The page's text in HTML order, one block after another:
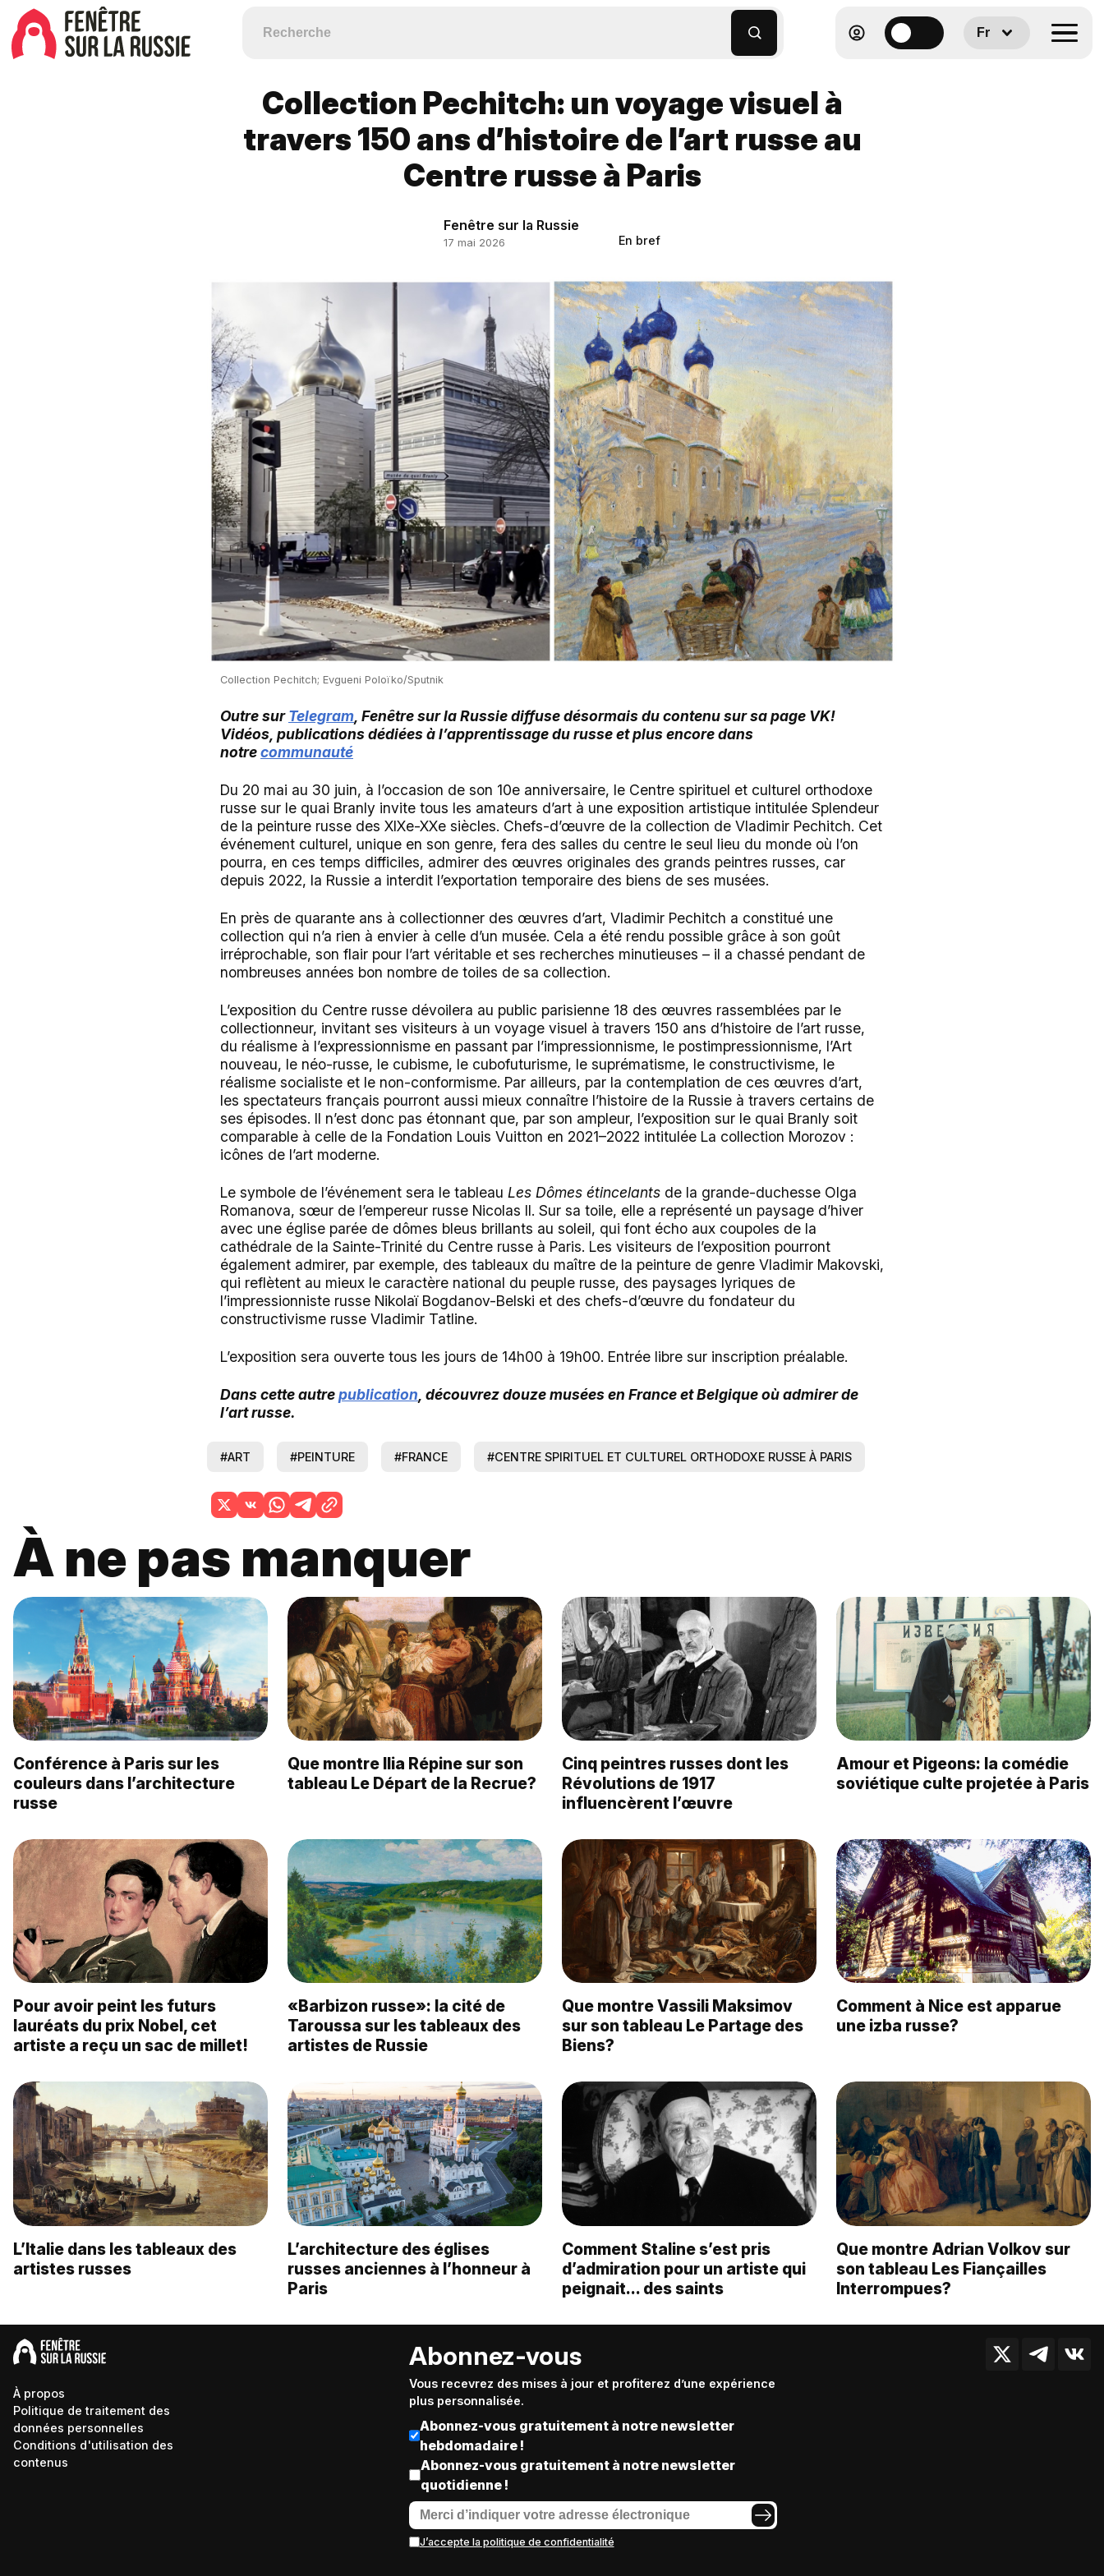
Fr
Сollection Pechitch: un voyage visuel à
travers 150 ans d’histoire de l’art russe au
Centre russe à Paris
Fenêtre sur la Russie
17 mai 2026 En bref
Сollection Pechitch; Evgueni Poloïko/Sputnik
Outre surTelegram , Fenêtre sur la Russie diffuse désormais du contenu sur sa page VK!
Vidéos, publications dédiées à l’apprentissage du russe et plus encore dans
notrecommunauté
Du 20 mai au 30 juin, à l’occasion de son 10e anniversaire, le Centre spirituel et culturel orthodoxe
russe sur le quai Branly invite tous les amateurs d’art à une exposition artistique intitulée Splendeur
de la peinture russe des XIXe-XXe siècles. Chefs-d’œuvre de la collection de Vladimir Pechitch. Cet
événement culturel, unique en son genre, fera des salles du centre le seul lieu du monde où l’on
pourra, en ces temps difficiles, admirer des œuvres originales des grands peintres russes, car
depuis 2022, la Russie a interdit l’exportation temporaire des biens de ses musées.
En près de quarante ans à collectionner des œuvres d’art, Vladimir Pechitch a constitué une
collection qui n’a rien à envier à celle d’un musée. Cela a été rendu possible grâce à son goût
irréprochable, son flair pour l’art véritable et ses recherches minutieuses – il a chassé pendant de
nombreuses années bon nombre de toiles de sa collection.
L’exposition du Centre russe dévoilera au public parisienne 18 des œuvres rassemblées par le
collectionneur, invitant ses visiteurs à un voyage visuel à travers 150 ans d’histoire de l’art russe,
du réalisme à l’expressionnisme en passant par l’impressionnisme, le postimpressionnisme, l’Art
nouveau, le néo-russe, le cubisme, le cubofuturisme, le suprématisme, le constructivisme, le
réalisme socialiste et le non-conformisme. Par ailleurs, par la contemplation de ces œuvres d’art,
les spectateurs français pourront aussi mieux connaître l’histoire de la Russie à travers certains de
ses épisodes. Il n’est donc pas étonnant que, par son ampleur, l’exposition sur le quai Branly soit
comparable à celle de la Fondation Louis Vuitton en 2021–2022 intitulée La collection Morozov :
icônes de l’art moderne.
Le symbole de l’événement sera le tableau Les Dômes étincelants de la grande-duchesse Olga
Romanova, sœur de l’empereur russe Nicolas II. Sur sa toile, elle a représenté un paysage d’hiver
avec une église parée de dômes bleus brillants au soleil, qui font écho aux coupoles de la
cathédrale de la Sainte-Trinité du Centre russe à Paris. Les visiteurs de l’exposition pourront
également admirer, par exemple, des tableaux du maître de la peinture de genre Vladimir Makovski,
qui reflètent au mieux le caractère national du peuple russe, des paysages lyriques de
l’impressionniste russe Nikolaï Bogdanov-Belski et des chefs-d’œuvre du fondateur du
constructivisme russe Vladimir Tatline.
L’exposition sera ouverte tous les jours de 14h00 à 19h00. Entrée libre sur inscription préalable.
Dans cette autrepublication , découvrez douze musées en France et Belgique où admirer de
l’art russe.
#ART #PEINTURE #FRANCE #CENTRE SPIRITUEL ET CULTUREL ORTHODOXE RUSSE À PARIS
À ne pas manquer
Conférence à Paris sur les
couleurs dans l’architecture
russe
Que montre Ilia Répine sur son
tableau Le Départ de la Recrue?
Cinq peintres russes dont les
Révolutions de 1917
influencèrent l’œuvre
Amour et Pigeons: la comédie
soviétique culte projetée à Paris
Pour avoir peint les futurs
lauréats du prix Nobel, cet
artiste a reçu un sac de millet!
«Barbizon russe»: la cité de
Taroussa sur les tableaux des
artistes de Russie
Que montre Vassili Maksimov
sur son tableau Le Partage des
Biens?
Comment à Nice est apparue
une izba russe?
L’Italie dans les tableaux des
artistes russes
L’architecture des églises
russes anciennes à l’honneur à
Paris
Comment Staline s’est pris
d’admiration pour un artiste qui
peignait… des saints
Que montre Adrian Volkov sur
son tableau Les Fiançailles
Interrompues?
À propos
Politique de traitement des
données personnelles
Conditions d'utilisation des
contenus
Abonnez-vous
Vous recevrez des mises à jour et profiterez d’une expérience
plus personnalisée.
Abonnez-vous gratuitement à notre newsletter
hebdomadaire !
Abonnez-vous gratuitement à notre newsletter
quotidienne !
J’accepte la politique de confidentialité